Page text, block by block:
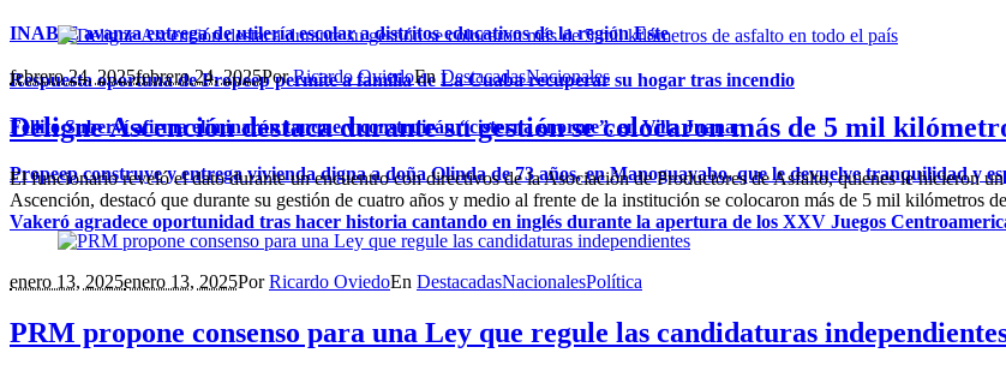
INABIE avanza entrega de utilería escolar a distritos educativos de la región Este
Respuesta oportuna de Propeep permite a familia de La Cuaba recuperar su hogar tras incendio
Fellito Suberví afirma eliminarán tanque y construirán “cisterna enorme”, en Villa Juana
Propeep construye y entrega vivienda digna a doña Olinda de 73 años, en Manoguayabo, que le devuelve tranquilidad y
Vakeró agradece oportunidad tras hacer historia cantando en inglés durante la apertura de los XXV Juegos
febrero 24, 2025febrero 24, 2025PorRicardo OviedoEn DestacadasNacionales
Deligne Ascención destaca durante su gestión se colocaron más de 5 mil
El funcionario reveló el dato durante un encuentro con directivos de la Asociación de Productores de Asfalto, quienes le hicieron
Ascención, destacó que durante su gestión de cuatro años y medio al frente de la institución se colocaron más de 5 mil kilómetros
enero 13, 2025enero 13, 2025PorRicardo OviedoEn DestacadasNacionalesPolítica
PRM propone consenso para una Ley que regule las candidaturas